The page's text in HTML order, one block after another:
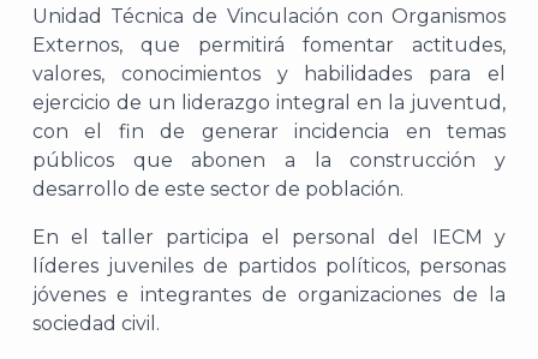
Unidad Técnica de Vinculación con Organismos
Externos, que permitirá fomentar actitudes,
valores, conocimientos y habilidades para el
ejercicio de un liderazgo integral en la juventud,
con el fin de generar incidencia en temas
públicos que abonen a la construcción y
desarrollo de este sector de población.
En el taller participa el personal del IECM y
líderes juveniles de partidos políticos, personas
jóvenes e integrantes de organizaciones de la
sociedad civil.